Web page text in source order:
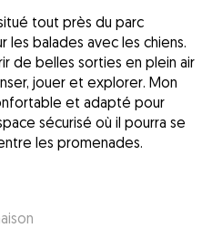
tout près du parc
les balades avec les chiens.
de belles sorties en plein air
jouer et explorer. Mon
et adapté pour
sécurisé où il pourra se
les promenades.